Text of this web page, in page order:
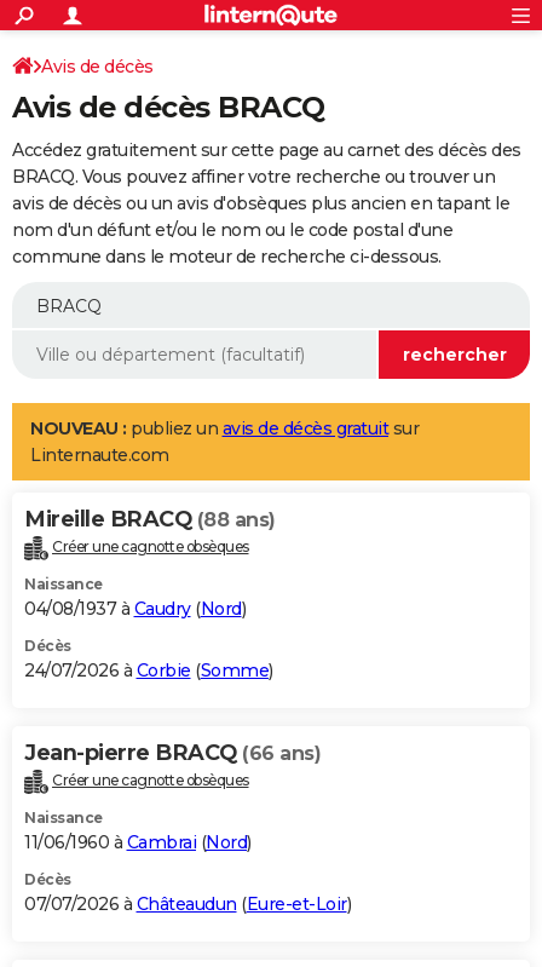
ACTUALITÉS
Politique
Société
Faits Divers
Education
Monde
Villes
+
SPORT
Coupe du monde 2026
Football
Tennis
Cyclisme
Rugby
Forum
Programme TV
TNT
Streaming
Cinéma
Sorties cinéma
Musique
+
FINANCE
Retraite
Epargne
Immobilier
Risques naturels par ville
Banque
Assurance
AUTO
Essais
Réserver un essai
Citadines
Berlines
SUV
Forum auto
+
Mobiles
Meilleur smartphone
Internet
Ordinateurs
Jeux vidéo
Guide high-tech
Aménagement intérieur
LIFESTYLE
Art de vivre
Bien-être
Loisirs
Mode
Modes de vie
Alimentation
Guide de la santé
Maladies
Médicaments
Sommeil
VOYAGE
Destinations
City break
Voyage nature
Voyage de noces
Forum
Climat
+PHOTO
GUIDES D'ACHAT
BONS PLANS
Carte de Noël
Carte Bonne année
Carte Saint-Valentin
Carte Pâques
Carte d'anniversaire
DICTIONNAIRE
Dictionnaire
Biographies
Citations
Expressions
Proverbes
PROGRAMME TV
S'inscrire
Se connecter
Lycées
Collèges
Primaires
Universités
Entreprises
Service militaire
Avis de recherche
AVIS DE DÉCÈS
Avis de décès
Avis de décès BRACQ
Accédez gratuitement sur cette page au carnet des décès des
BRACQ. Vous pouvez affiner votre recherche ou trouver un
avis de décès ou un avis d'obsèques plus ancien en tapant le
nom d'un défunt et/ou le nom ou le code postal d'une
commune dans le moteur de recherche ci-dessous.
NOUVEAU : publiez un avis de décès gratuitsur
Linternaute.com
Mireille BRACQ (88 ans)
Créer une cagnotte obsèques
Naissance
04/08/1937 à Caudry(Nord)
Décès
24/07/2026 à Corbie (Somme)
Jean-pierre BRACQ (66 ans)
Créer une cagnotte obsèques
Naissance
11/06/1960 à Cambrai (Nord)
Décès
07/07/2026 à Châteaudun (Eure-et-Loir)